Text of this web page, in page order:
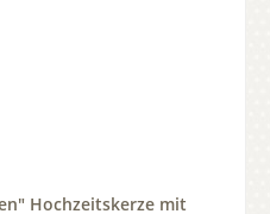
Hochzeitskerze mit